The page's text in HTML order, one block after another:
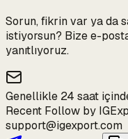
Sorun, fikrin var ya da
istiyorsun? Bize e-
yanıtlıyoruz.
Genellikle 24 saat
Recent Follow by
support@igexport.com